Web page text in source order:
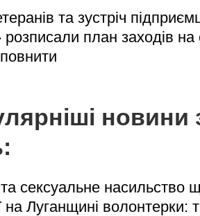
та зустріч
розписали план заходів на
новини
сексуальне насильство
на Луганщині волонтерки: